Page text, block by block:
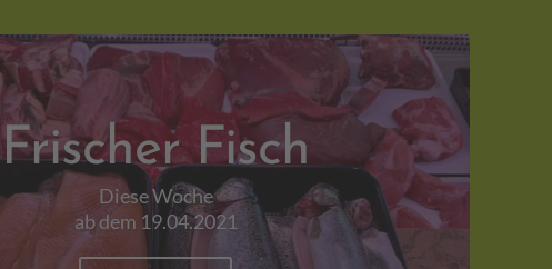
Frischer Fisch
Diese Woche
ab dem 19.04.2021